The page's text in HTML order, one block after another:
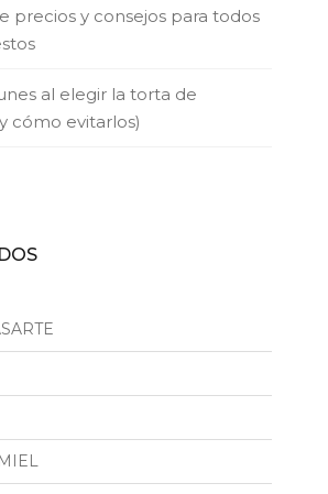
precios y consejos para todos
al elegir la torta de
cómo evitarlos)